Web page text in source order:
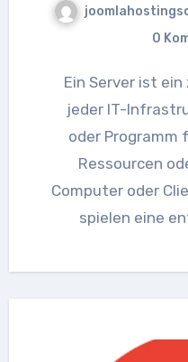
0
Ein Server ist ein zentraler Bestandteil
jeder IT-
oder Programm
Ressourcen
Computer oder
spielen eine